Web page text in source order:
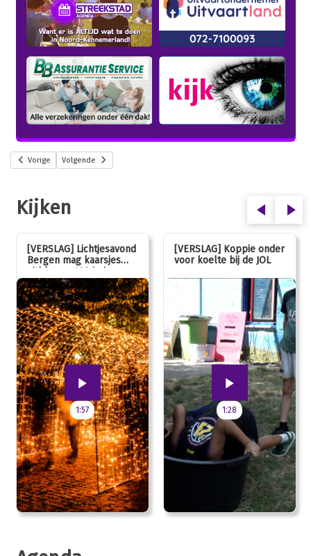
Vorige Volgende
Kijken
[VERSLAG] Lichtjesavond
Bergen mag kaarsjes
uitblazen: 100 jarig
jubileum!
1:57
[VERSLAG] Koppie onder
voor koelte bij de JOL
1:28